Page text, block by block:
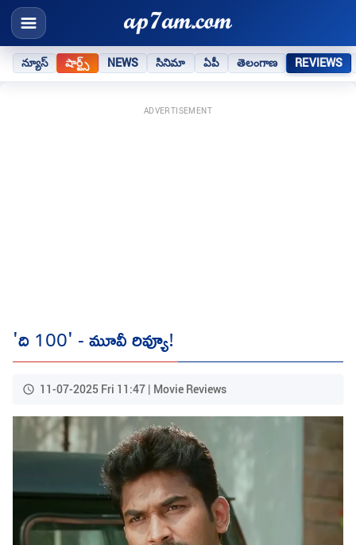
న్యూస్ షార్ట్స్ NEWS సినిమా ఏపీ తెలంగాణ REVIEWS
ADVERTISEMENT
'ది 100' - మూవీ రివ్యూ!
11-07-2025 Fri 11:47 | Movie Reviews